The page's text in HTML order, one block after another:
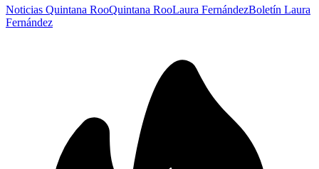
Noticias Quintana RooQuintana RooLaura FernándezBoletín Laura
Fernández